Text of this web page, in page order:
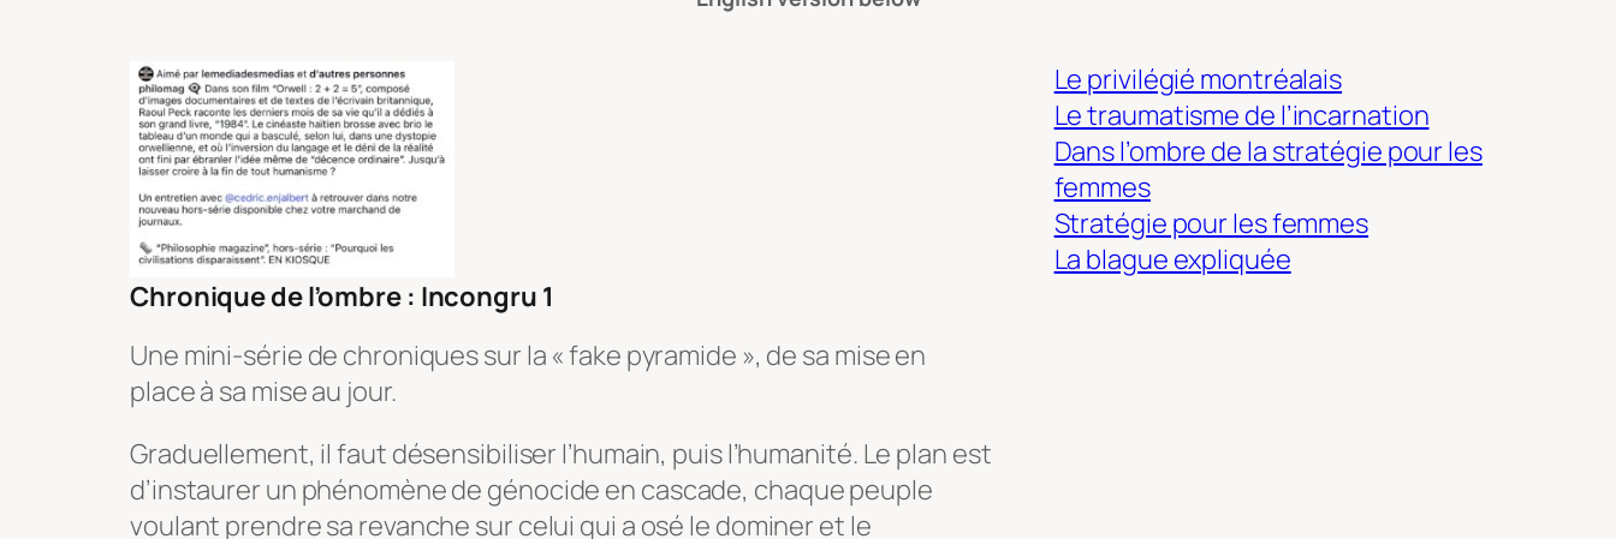
Chronique de l’ombre : Incongru 1
Une mini-série de chroniques sur la « fake pyramide », de sa mise en
place à sa mise au jour.
Graduellement, il faut désensibiliser l’humain, puis l’humanité. Le plan est
d’instaurer un phénomène de génocide en cascade, chaque peuple
voulant prendre sa revanche sur celui qui a osé le dominer et le
Le privilégié montréalais
Le traumatisme de l’incarnation
Dans l’ombre de la stratégie pour les
femmes
Stratégie pour les femmes
La blague expliquée